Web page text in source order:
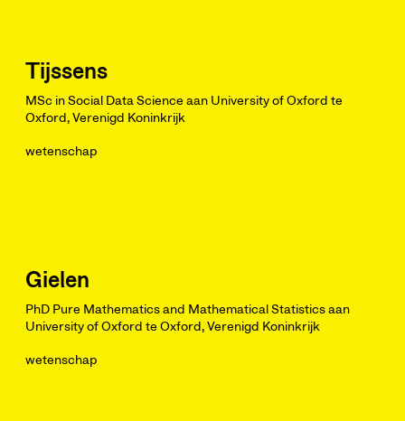
Tijssens
MSc in Social Data Science aan University of Oxford te
Oxford, Verenigd Koninkrijk
wetenschap
Gielen
PhD Pure Mathematics and Mathematical Statistics aan
University of Oxford te Oxford, Verenigd Koninkrijk
wetenschap